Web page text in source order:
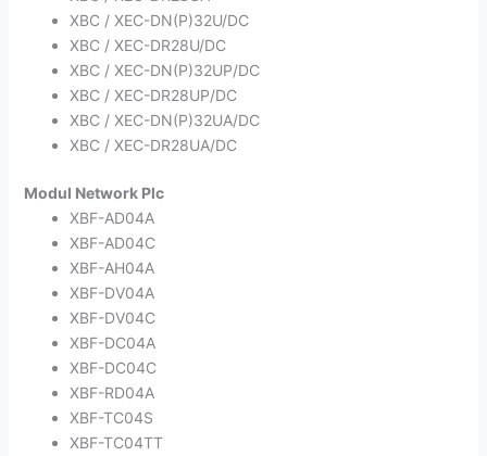
XBC / XEC-DN(P)32U/DC
XBC / XEC-DR28U/DC
XBC / XEC-DN(P)32UP/DC
XBC / XEC-DR28UP/DC
XBC / XEC-DN(P)32UA/DC
XBC / XEC-DR28UA/DC
Modul Network Plc
XBF-AD04A
XBF-AD04C
XBF-AH04A
XBF-DV04A
XBF-DV04C
XBF-DC04A
XBF-DC04C
XBF-RD04A
XBF-TC04S
XBF-TC04TT